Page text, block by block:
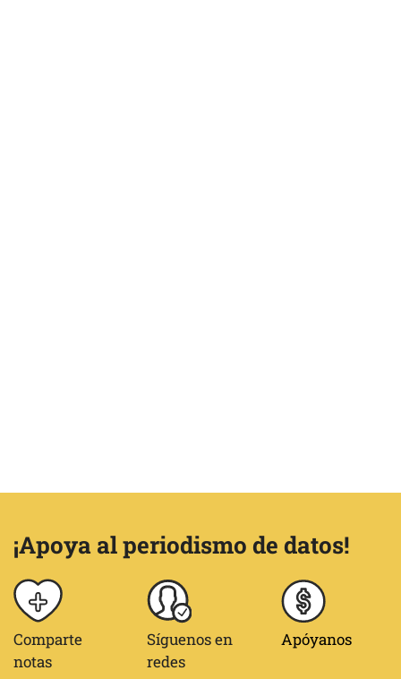
¡Apoya al periodismo de datos!
Comparte
notas
Síguenos en
redes
Apóyanos